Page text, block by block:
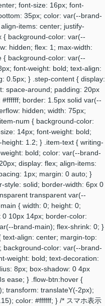
font-size: 16px; font-
35px; color: var(--brand-
items: center; justify-
{ background-color: var(--
hidden; flex: 1; max-width:
{ background-color: var(--
font-weight: bold; text-align:
0.5px; } .step-content { display:
space-around; padding: 20px
border: 1.5px solid var(--
hidden; width: 75px;
num { background-color:
14px; font-weight: bold;
1.2; } .item-text { writing-
bold; color: var(--brand-
display: flex; align-items:
1px; margin: 0 auto; }
style: solid; border-width: 6px 0
transparent var(--
{ width: 0; height: 0;
10px 14px; border-color:
brand-main); flex-shrink: 0; }
text-align: center; margin-top:
background-color: var(--brand-
weight: bold; text-decoration:
8px; box-shadow: 0 4px
ease; } .flow-btn:hover {
transform: translateY(-2px);
color: #ffffff; } /* スマホ表示